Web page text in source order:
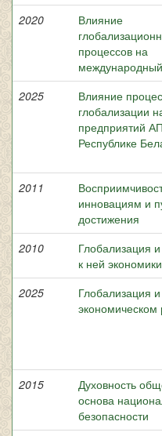
2020
Влияние
процессов на
2025
Влияние
глобализации
предприятий
Республике
2011
инновациям и
достижения
2010
Глобализация
к ней
2025
Глобализация
экономическом
2015
Духовность
основа
безопасности